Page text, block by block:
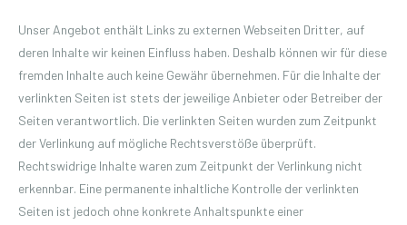
Unser Angebot enthält Links zu externen Webseiten Dritter, auf
deren Inhalte wir keinen Einfluss haben. Deshalb können wir für diese
fremden Inhalte auch keine Gewähr übernehmen. Für die Inhalte der
verlinkten Seiten ist stets der jeweilige Anbieter oder Betreiber der
Seiten verantwortlich. Die verlinkten Seiten wurden zum Zeitpunkt
der Verlinkung auf mögliche Rechtsverstöße überprüft.
Rechtswidrige Inhalte waren zum Zeitpunkt der Verlinkung nicht
erkennbar. Eine permanente inhaltliche Kontrolle der verlinkten
Seiten ist jedoch ohne konkrete Anhaltspunkte einer